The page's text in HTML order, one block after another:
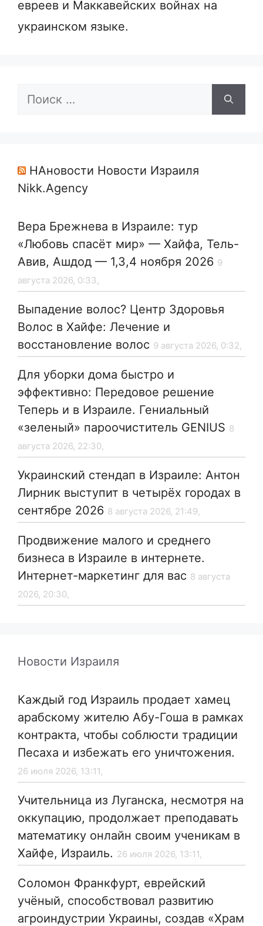
евреев и Маккавейских войнах на
украинском языке.
Поиск:
НАновости Новости Израиля
Nikk.Agency
Вера Брежнева в Израиле: тур
«Любовь спасёт мир» — Хайфа, Тель-
Авив, Ашдод — 1,3,4 ноября 2026 9
августа 2026, 0:33,
Выпадение волос? Центр Здоровья
Волос в Хайфе: Лечение и
восстановление волос 9 августа 2026, 0:32,
Для уборки дома быстро и
эффективно: Передовое решение
Теперь и в Израиле. Гениальный
«зеленый» пароочиститель GENIUS 8
августа 2026, 22:30,
Украинский стендап в Израиле: Антон
Лирник выступит в четырёх городах в
сентябре 2026 8 августа 2026, 21:49,
Продвижение малого и среднего
бизнеса в Израиле в интернете.
Интернет-маркетинг для вас 8 августа
2026, 20:30,
Новости Израиля
Каждый год Израиль продает хамец
арабскому жителю Абу-Гоша в рамках
контракта, чтобы соблюсти традиции
Песаха и избежать его уничтожения.
26 июля 2026, 13:11,
Учительница из Луганска, несмотря на
оккупацию, продолжает преподавать
математику онлайн своим ученикам в
Хайфе, Израиль. 26 июля 2026, 13:11,
Соломон Франкфурт, еврейский
учёный, способствовал развитию
агроиндустрии Украины, создав «Храм